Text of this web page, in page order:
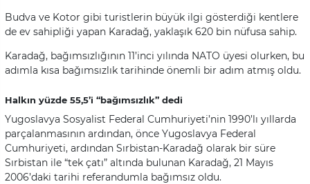
Budva ve Kotor gibi turistlerin büyük ilgi gösterdiği kentlere
de ev sahipliği yapan Karadağ, yaklaşık 620 bin nüfusa sahip.
Karadağ, bağımsızlığının 11’inci yılında NATO üyesi olurken, bu
adımla kısa bağımsızlık tarihinde önemli bir adım atmış oldu.
Halkın yüzde 55,5’i “bağımsızlık” dedi
Yugoslavya Sosyalist Federal Cumhuriyeti’nin 1990’lı yıllarda
parçalanmasının ardından, önce Yugoslavya Federal
Cumhuriyeti, ardından Sırbistan-Karadağ olarak bir süre
Sırbistan ile “tek çatı” altında bulunan Karadağ, 21 Mayıs
2006’daki tarihi referandumla bağımsız oldu.